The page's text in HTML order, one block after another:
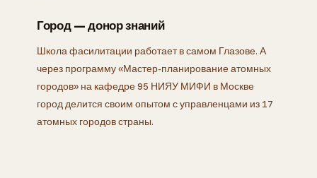
Город — донор знаний
Школа фасилитации работает в самом Глазове. А
через программу «Мастер-планирование атомных
городов» на кафедре 95 НИЯУ МИФИ в Москве
город делится своим опытом с управленцами из 17
атомных городов страны.